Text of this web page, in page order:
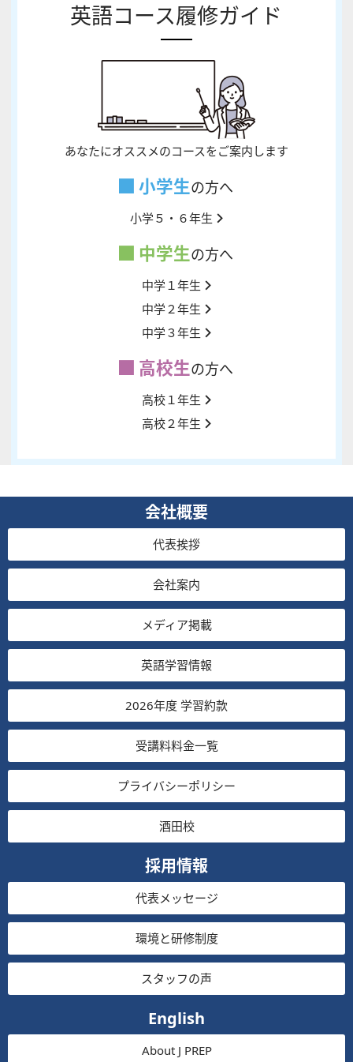
英語コース履修ガイド
あなたにオススメのコースをご案内します
小学生の方へ
小学５・６年生
中学生の方へ
中学１年生
中学２年生
中学３年生
高校生の方へ
高校１年生
高校２年生
会社概要
代表挨拶
会社案内
メディア掲載
英語学習情報
2026年度 学習約款
受講料料金一覧
プライバシーポリシー
酒田校
採用情報
代表メッセージ
環境と研修制度
スタッフの声
English
About J PREP